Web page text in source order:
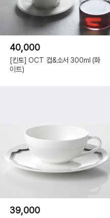
40,000
[킨토] OCT 컵&소서 300ml (화
이트)
39,000